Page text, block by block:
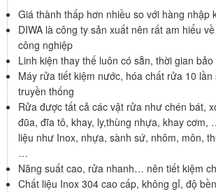
Giá thành thấp hơn nhiều so với hàng nhập
DIWA là công ty sản xuất nên rất am hiểu
công nghiệp
Linh kiện thay thế luôn có sẵn, thời gian
Máy rửa tiết kiệm nước, hóa chất rửa 10
truyền thống
Rửa được tất cả các vật rửa như chén bát,
đũa, đĩa tô, khay, ly,thùng nhựa, khay cơm,
liệu như Inox, nhựa, sành sứ, nhôm, môn,
…
Năng suất cao, rửa nhanh… nên tiết kiệm
Chất liệu Inox 304 cao cấp, không gỉ, độ